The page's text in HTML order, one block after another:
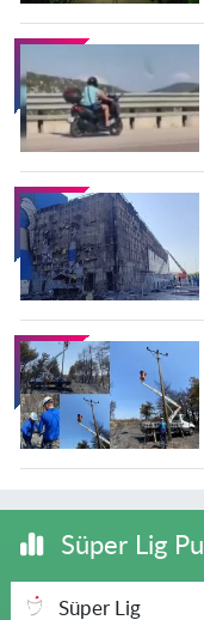
Süper Lig
Süper Lig